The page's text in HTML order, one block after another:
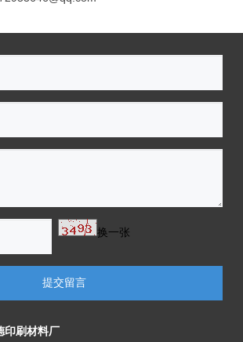
换一张
提交留言
印刷材料厂